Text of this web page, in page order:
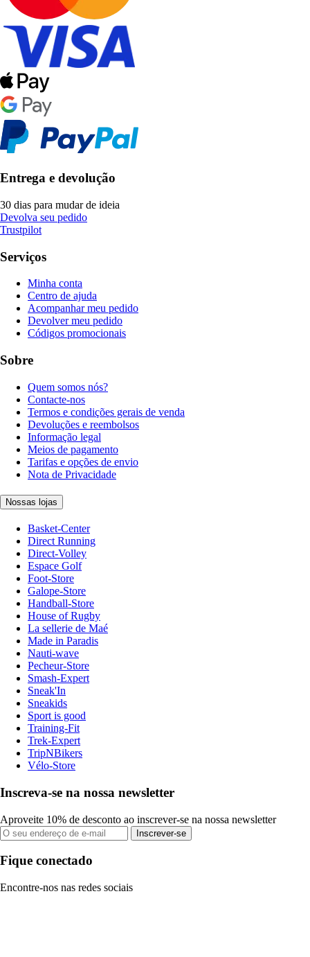
Entrega e devolução
30 dias para mudar de ideia
Devolva seu pedido
Trustpilot
Serviços
Minha conta
Centro de ajuda
Acompanhar meu pedido
Devolver meu pedido
Códigos promocionais
Sobre
Quem somos nós?
Contacte-nos
Termos e condições gerais de venda
Devoluções e reembolsos
Informação legal
Meios de pagamento
Tarifas e opções de envio
Nota de Privacidade
Nossas lojas
Basket-Center
Direct Running
Direct-Volley
Espace Golf
Foot-Store
Galope-Store
Handball-Store
House of Rugby
La sellerie de Maé
Made in Paradis
Nauti-wave
Pecheur-Store
Smash-Expert
Sneak'In
Sneakids
Sport is good
Training-Fit
Trek-Expert
TripNBikers
Vélo-Store
Inscreva-se na nossa newsletter
Aproveite 10% de desconto ao inscrever-se na nossa newsletter
Inscrever-se
Fique conectado
Encontre-nos nas redes sociais